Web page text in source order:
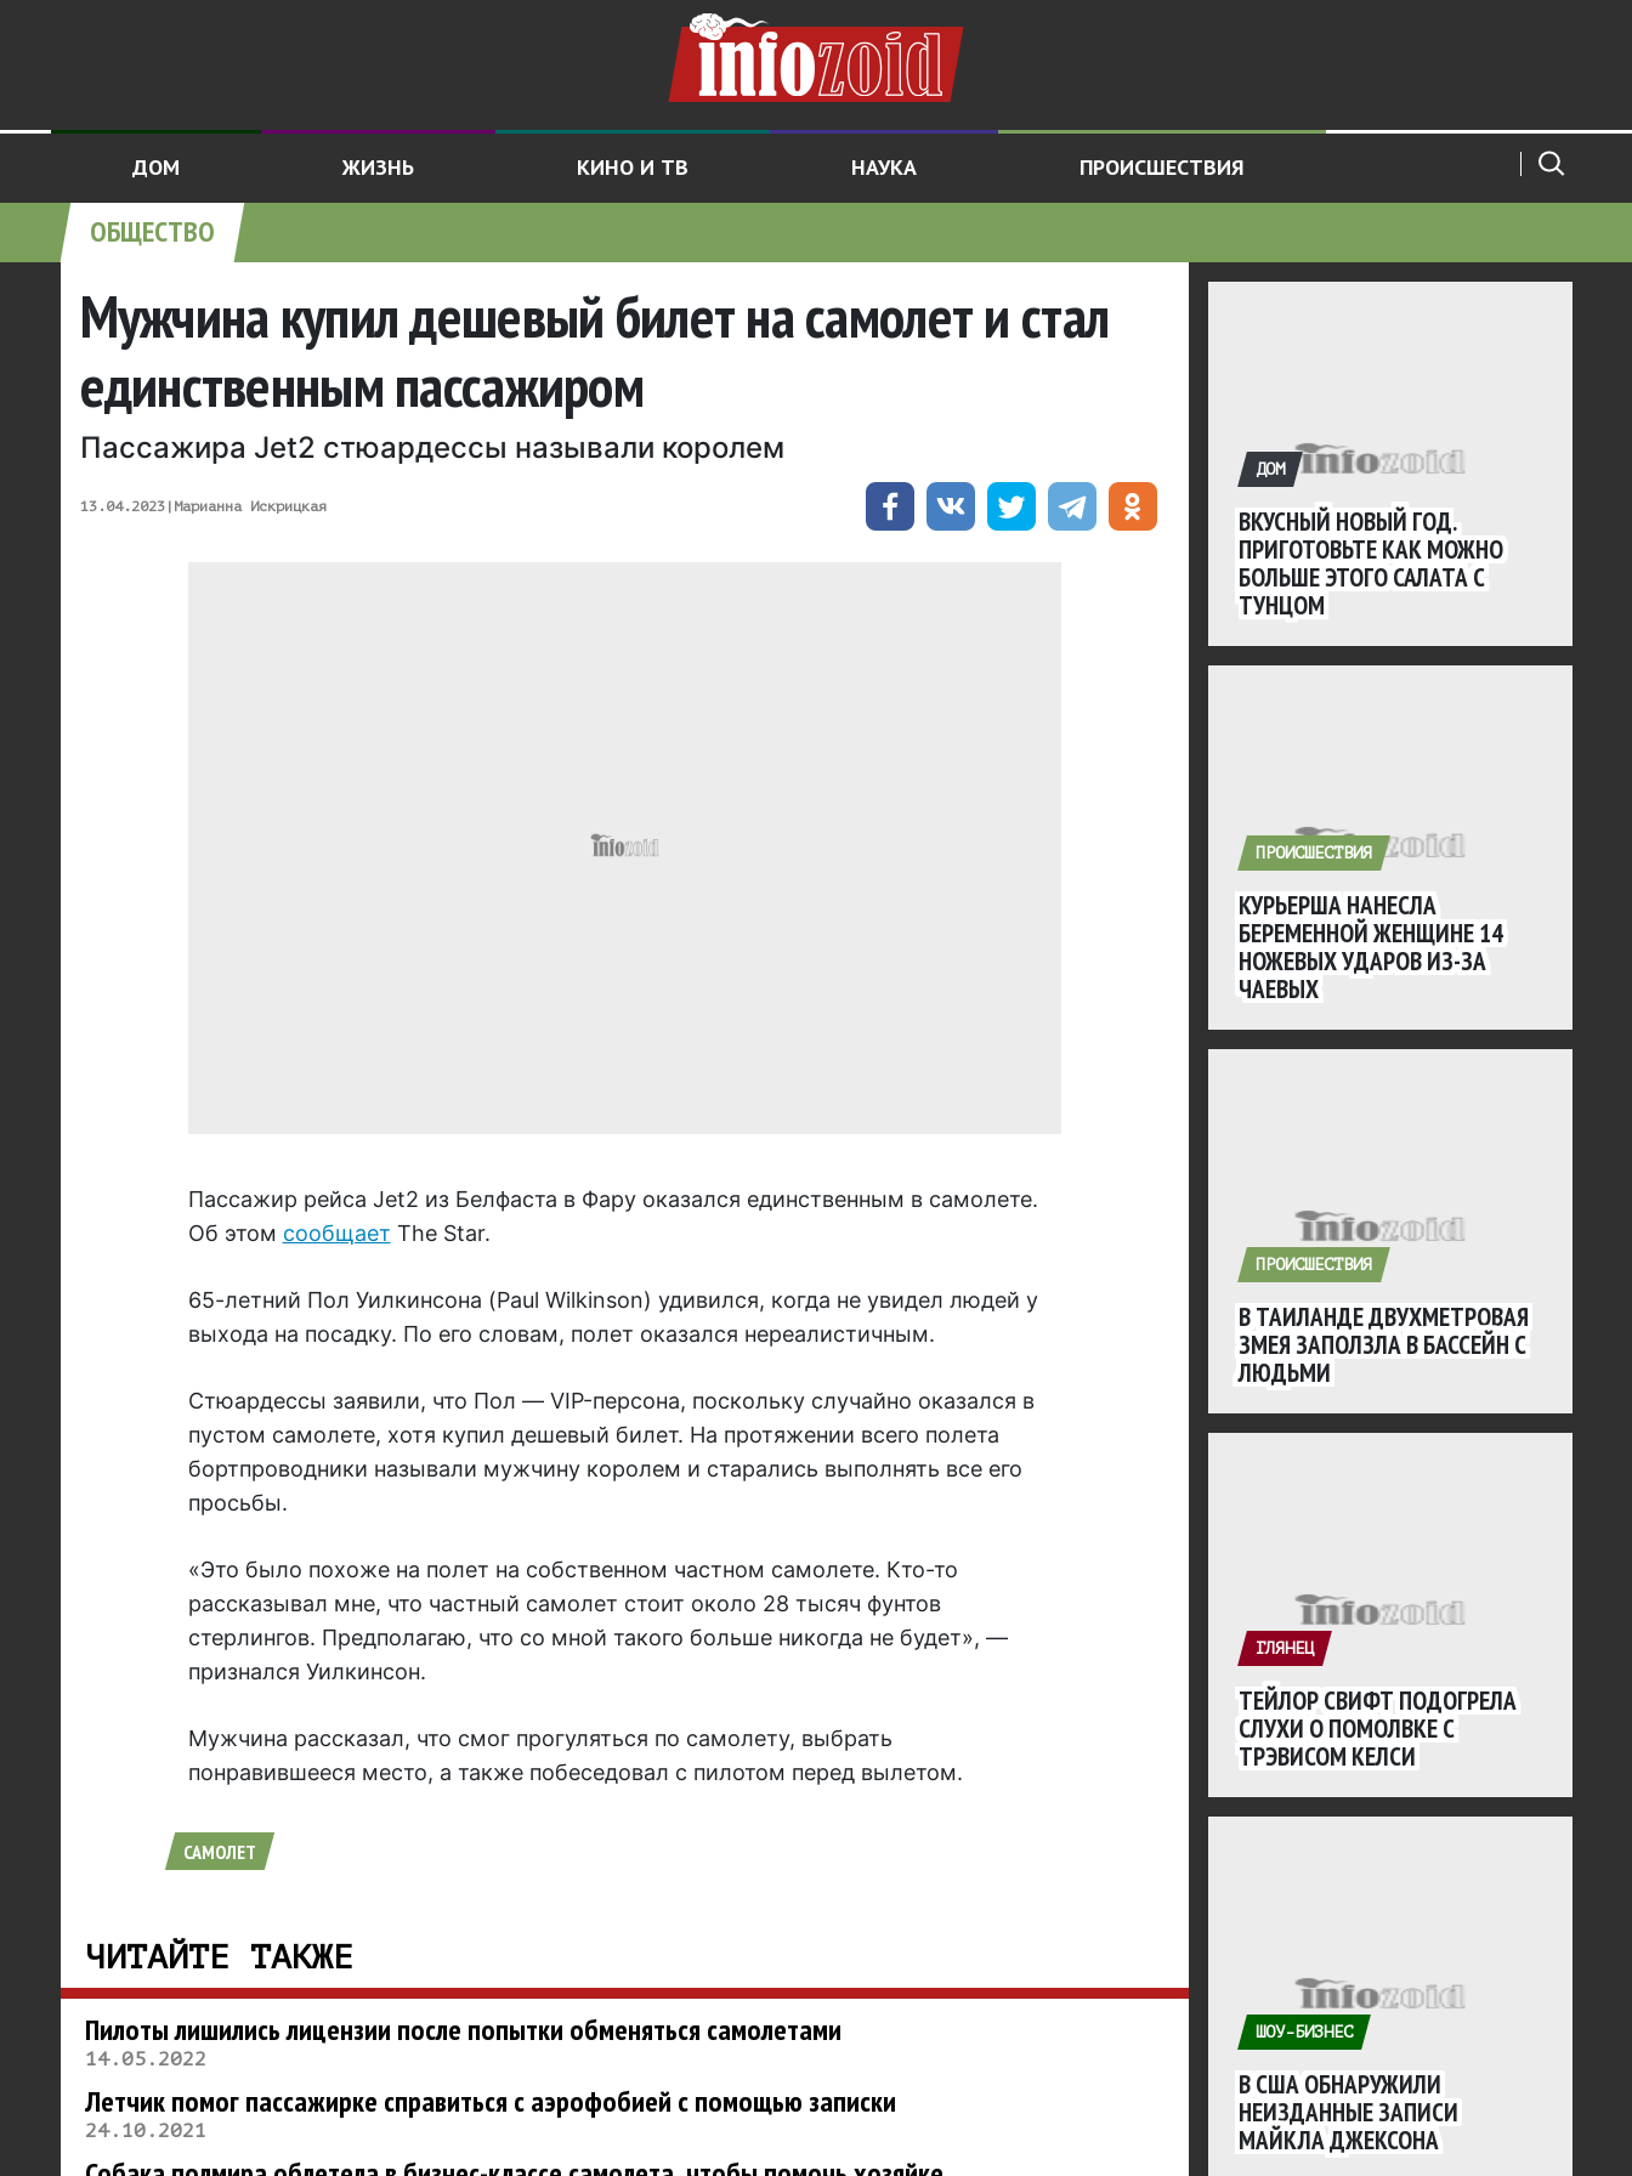
ДОМ ЖИЗНЬ КИНО И ТВ НАУКА ПРОИСШЕСТВИЯ
ОБЩЕСТВО
Мужчина купил дешевый билет на самолет и стал
единственным пассажиром
Пассажира Jet2 стюардессы называли королем
13.04.2023| Марианна Искрицкая
Пассажир рейса Jet2 из Белфаста в Фару оказался единственным в самолете.
Об этом сообщает The Star.
65-летний Пол Уилкинсона (Paul Wilkinson) удивился, когда не увидел людей у
выхода на посадку. По его словам, полет оказался нереалистичным.
Стюардессы заявили, что Пол — VIP-персона, поскольку случайно оказался в
пустом самолете, хотя купил дешевый билет. На протяжении всего полета
бортпроводники называли мужчину королем и старались выполнять все его
просьбы.
«Это было похоже на полет на собственном частном самолете. Кто-то
рассказывал мне, что частный самолет стоит около 28 тысяч фунтов
стерлингов. Предполагаю, что со мной такого больше никогда не будет», —
признался Уилкинсон.
Мужчина рассказал, что смог прогуляться по самолету, выбрать
понравившееся место, а также побеседовал с пилотом перед вылетом.
САМОЛЕТ
ЧИТАЙТЕ ТАКЖЕ
Пилоты лишились лицензии после попытки обменяться самолетами
14.05.2022
Летчик помог пассажирке справиться с аэрофобией с помощью записки
24.10.2021
ДОМ
ВКУСНЫЙ НОВЫЙ ГОД.
ПРИГОТОВЬТЕ КАК МОЖНО
БОЛЬШЕ ЭТОГО САЛАТА С
ТУНЦОМ
ПРОИСШЕСТВИЯ
КУРЬЕРША НАНЕСЛА
БЕРЕМЕННОЙ ЖЕНЩИНЕ 14
НОЖЕВЫХ УДАРОВ ИЗ-ЗА
ЧАЕВЫХ
ПРОИСШЕСТВИЯ
В ТАИЛАНДЕ ДВУХМЕТРОВАЯ
ЗМЕЯ ЗАПОЛЗЛА В БАССЕЙН С
ЛЮДЬМИ
ГЛЯНЕЦ
ТЕЙЛОР СВИФТ ПОДОГРЕЛА
СЛУХИ О ПОМОЛВКЕ С
ТРЭВИСОМ КЕЛСИ
ШОУ-БИЗНЕС
В США ОБНАРУЖИЛИ
НЕИЗДАННЫЕ ЗАПИСИ
МАЙКЛА ДЖЕКСОНА